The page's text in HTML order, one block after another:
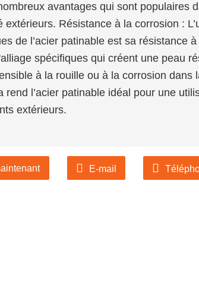
avantages qui sont populaires
extérieurs. Résistance à la corrosion :
de l’acier patinable est sa résistance
spécifiques qui créent une peau
à la rouille ou à la corrosion dans
rend l’acier patinable idéal pour une
extérieurs.
E-mail